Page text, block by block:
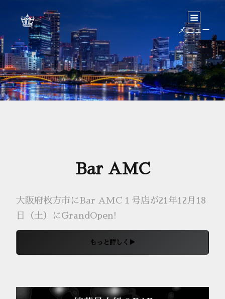
メニュー
Bar AMC
大阪府枚方市にBar AMC１号店が21年12月18
日（土）にGrandOpen!
もっと詳しく▶︎